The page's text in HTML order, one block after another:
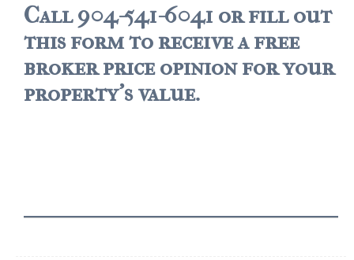
Call 904-541-6041 or fill out
this form to receive a free
broker price opinion for your
property's value.